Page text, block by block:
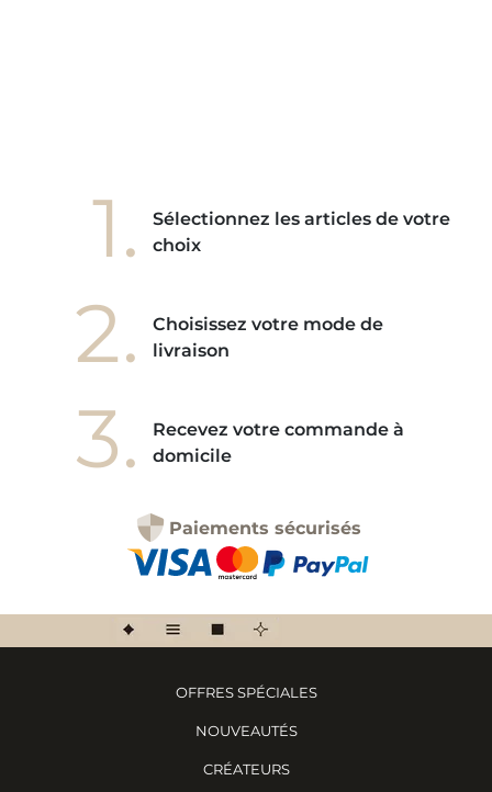
1.
Sélectionnez les articles de votre
choix
2.
Choisissez votre mode de
livraison
3.
Recevez votre commande à
domicile
Paiements sécurisés
OFFRES SPÉCIALES
NOUVEAUTÉS
CRÉATEURS